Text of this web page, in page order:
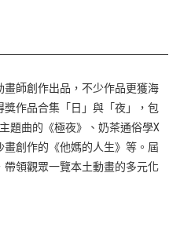
師創作出品，不少作品更獲海
作品合集「日」與「夜」，包
題曲的《極夜》、奶茶通俗學X
創作的《他媽的人生》等。屆
領觀眾一覽本土動畫的多元化